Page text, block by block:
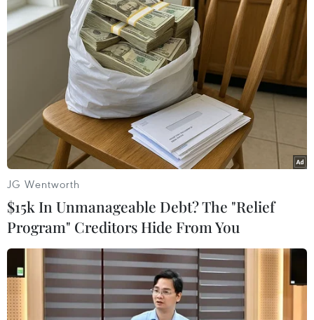
#Du lịch Thái Nguyên
#Trung ương Đoàn
#Tuyên dương
#Thanh niên tiêu biểu
#Dân tộc thiểu số
Theo dõi VietnamPlus
JG Wentworth
$15k In Unmanageable Debt? The "Relief
Program" Creditors Hide From You